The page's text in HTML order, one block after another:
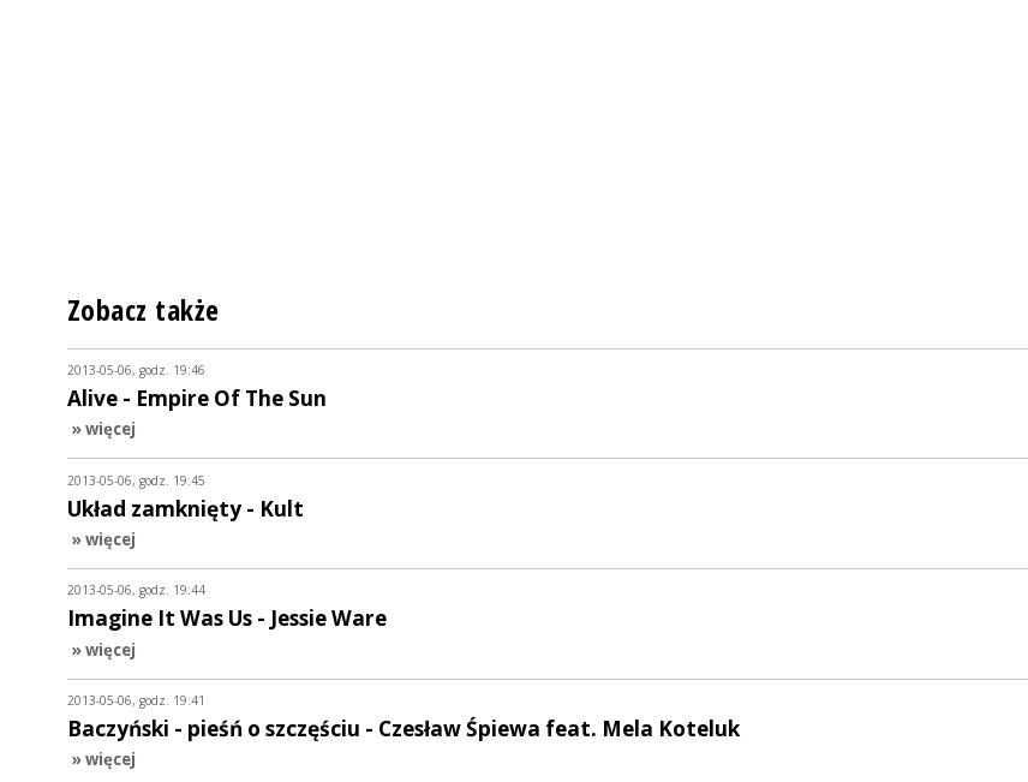
Zobacz także
2013-05-06, godz. 19:46
Alive - Empire Of The Sun
» więcej
2013-05-06, godz. 19:45
Układ zamknięty - Kult
» więcej
2013-05-06, godz. 19:44
Imagine It Was Us - Jessie Ware
» więcej
2013-05-06, godz. 19:41
Baczyński - pieśń o szczęściu - Czesław Śpiewa feat. Mela Koteluk
» więcej